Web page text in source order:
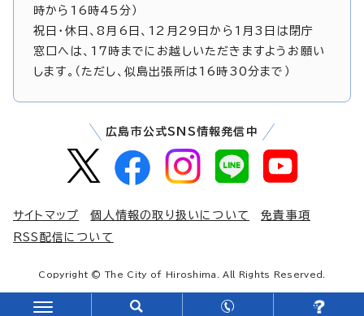
時から16時45分）
祝日・休日、8月6日、12月29日から1月3日は閉庁
窓口へは、17時までにお越しいただきますようお願い
します。（ただし、似島出張所は16時30分まで）
広島市公式SNS情報発信中
サイトマップ 個人情報の取り扱いについて
免責事項
RSS配信について
Copyright © The City of Hiroshima. All Rights Reserved.